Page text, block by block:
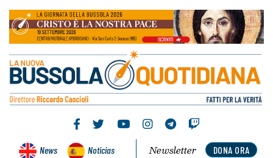
News Noticias DONA ORA
Newsletter